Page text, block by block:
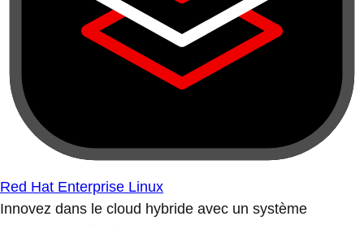
Red Hat Enterprise Linux
Innovez dans le cloud hybride avec un système